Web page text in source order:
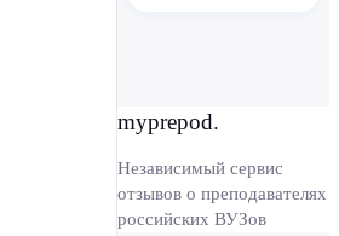
myprepod.
Независимый сервис
отзывов о преподавателях
российских ВУЗов